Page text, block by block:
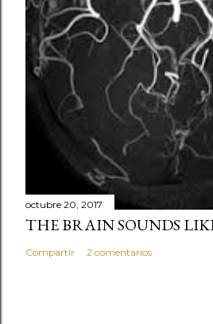
octubre 20, 2017
THE BRAIN SOUNDS
Compartir 2 comentarios